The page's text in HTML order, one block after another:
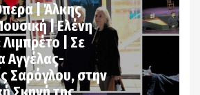
| Άλκης
| Ελένη
| Σε
Αγγέλας-
Σαρόγλου, στην